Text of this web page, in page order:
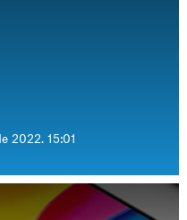
2022. 15:01